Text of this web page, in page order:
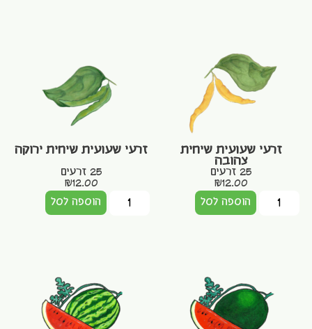
זרעי שעועית שיחית
צהובה
25 זרעים
₪12.00
הוספה לסל
זרעי שעועית שיחית ירוקה
25 זרעים
₪12.00
הוספה לסל